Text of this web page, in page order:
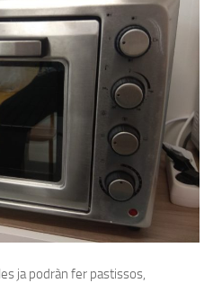
ja podràn fer pastissos,